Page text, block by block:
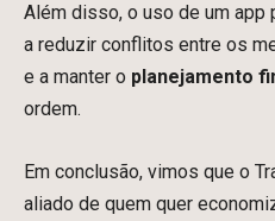
Além disso, o uso de um app
a reduzir conflitos entre os
e a manter o planejamento
ordem.
Em conclusão, vimos que o
aliado de quem quer